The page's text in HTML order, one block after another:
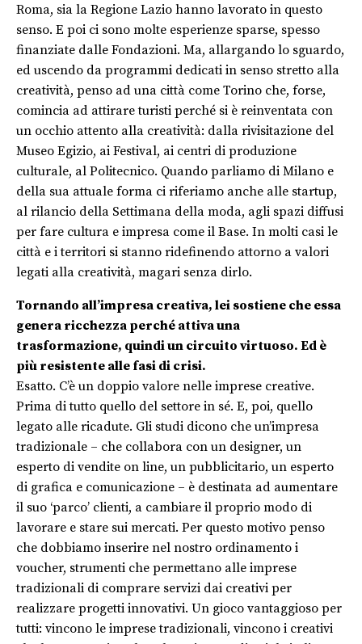
Roma, sia la Regione Lazio hanno lavorato in questo
senso. E poi ci sono molte esperienze sparse, spesso
finanziate dalle Fondazioni. Ma, allargando lo sguardo,
ed uscendo da programmi dedicati in senso stretto alla
creatività, penso ad una città come Torino che, forse,
comincia ad attirare turisti perché si è reinventata con
un occhio attento alla creatività: dalla rivisitazione del
Museo Egizio, ai Festival, ai centri di produzione
culturale, al Politecnico. Quando parliamo di Milano e
della sua attuale forma ci riferiamo anche alle startup,
al rilancio della Settimana della moda, agli spazi diffusi
per fare cultura e impresa come il Base. In molti casi le
città e i territori si stanno ridefinendo attorno a valori
legati alla creatività, magari senza dirlo.
Tornando all’impresa creativa, lei sostiene che essa
genera ricchezza perché attiva una
trasformazione, quindi un circuito virtuoso. Ed è
più resistente alle fasi di crisi.
Esatto. C’è un doppio valore nelle imprese creative.
Prima di tutto quello del settore in sé. E, poi, quello
legato alle ricadute. Gli studi dicono che un’impresa
tradizionale – che collabora con un designer, un
esperto di vendite on line, un pubblicitario, un esperto
di grafica e comunicazione – è destinata ad aumentare
il suo ‘parco’ clienti, a cambiare il proprio modo di
lavorare e stare sui mercati. Per questo motivo penso
che dobbiamo inserire nel nostro ordinamento i
voucher, strumenti che permettano alle imprese
tradizionali di comprare servizi dai creativi per
realizzare progetti innovativi. Un gioco vantaggioso per
tutti: vincono le imprese tradizionali, vincono i creativi